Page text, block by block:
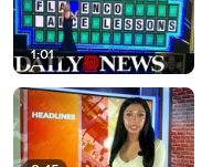
1:01